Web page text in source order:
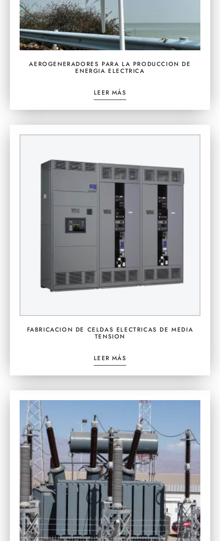
AEROGENERADORES PARA LA PRODUCCION DE
ENERGIA ELECTRICA
LEER MÁS
FABRICACION DE CELDAS ELECTRICAS DE MEDIA
TENSION
LEER MÁS